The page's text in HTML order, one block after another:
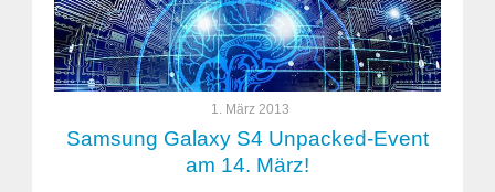
1. März 2013
Samsung Galaxy S4 Unpacked-Event
am 14. März!